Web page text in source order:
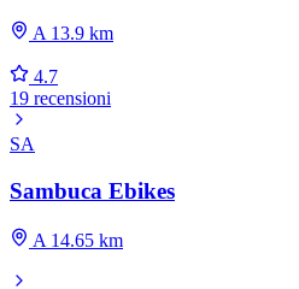
A 13.9 km
4.7
19 recensioni
SA
Sambuca Ebikes
A 14.65 km